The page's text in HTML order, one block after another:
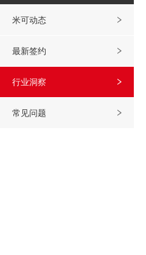
米可动态
最新签约
行业洞察
常见问题